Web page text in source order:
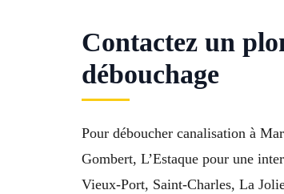
Contactez un
débouchage
Pour déboucher canalisation à
Gombert, L’Estaque pour une
Vieux-Port, Saint-Charles, La